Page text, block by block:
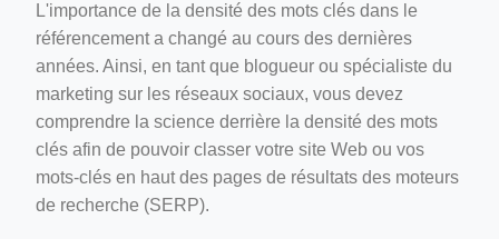
feed-calculator
L'importance de la densité des mots clés dans le
référencement a changé au cours des dernières
années. Ainsi, en tant que blogueur ou spécialiste du
marketing sur les réseaux sociaux, vous devez
comprendre la science derrière la densité des mots
clés afin de pouvoir classer votre site Web ou vos
mots-clés en haut des pages de résultats des moteurs
de recherche (SERP).